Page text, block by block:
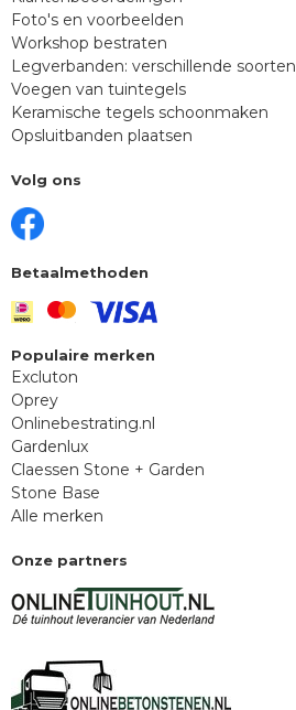
Foto's en voorbeelden
Workshop bestraten
Legverbanden: verschillende soorten
Voegen van tuintegels
Keramische tegels schoonmaken
Opsluitbanden plaatsen
Volg ons
Betaalmethoden
Populaire merken
Excluton
Oprey
Onlinebestrating.nl
Gardenlux
Claessen Stone + Garden
Stone Base
Alle merken
Onze partners